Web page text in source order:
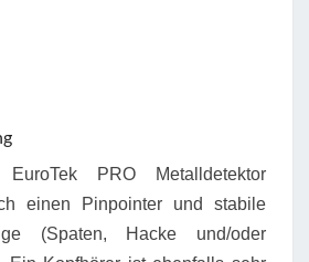
PRO Metalldetektor
einen Pinpointer und stabile
(Spaten, Hacke und/oder